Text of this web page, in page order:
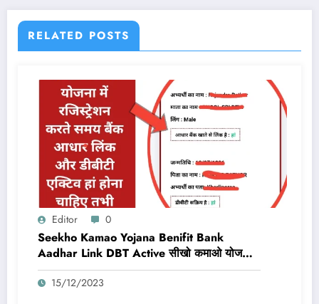
RELATED POSTS
Editor 0
Seekho Kamao Yojana Benifit Bank
Aadhar Link DBT Active सीखो कमाओ योजना
का लाभ तभी मिलेगा 10,000 Rs जब बैंक डीबीटी
एक्टिव और आधार लिंक होगा
15/12/2023